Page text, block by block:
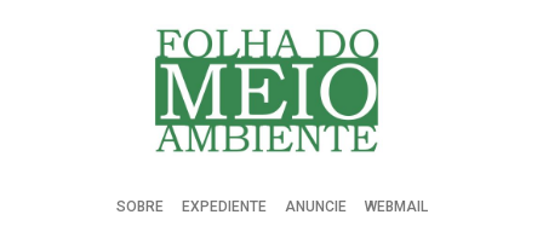
Folha do Meio Ambiente
SOBRE EXPEDIENTE ANUNCIE WEBMAIL